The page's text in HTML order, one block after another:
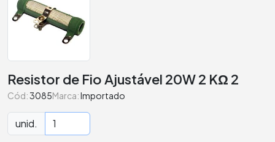
Resistor de Fio Ajustável 20W 2 KΩ 2
Cód:3085Marca:Importado
unid.